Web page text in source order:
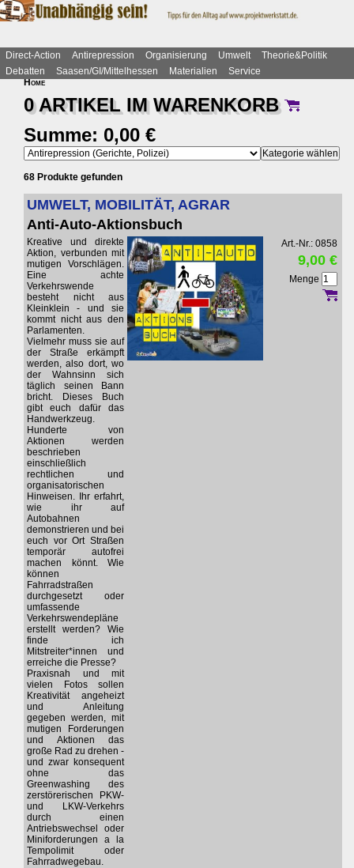
Direct-Action Antirepression Organisierung Umwelt
Theorie&Politik
Debatten
Saasen/GI/Mittelhessen Materialien
Service
Home
0 ARTIKEL IMWARENKORB
Summe: 0,00 €
68 Produkte gefunden
UMWELT, MOBILITÄT, AGRAR
Anti-Auto-Aktionsbuch
Kreative und direkte
Aktion, verbunden mit
mutigen Vorschlägen.
Eine achte
Verkehrswende
besteht nicht aus
Kleinklein - und sie
kommt nicht aus den
Parlamenten.
Vielmehr muss sie auf
der Straße erkämpft
werden, also dort, wo
der Wahnsinn sich
täglich seinen Bann
bricht. Dieses Buch
gibt euch dafür das
Handwerkzeug.
Hunderte von
Aktionen werden
beschrieben
einschließlich
rechtlichen und
organisatorischen
Hinweisen. Ihr erfahrt,
wie ihr auf
Autobahnen
demonstrieren und bei
euch vor Ort Straßen
temporär autofrei
machen könnt. Wie
können
Fahrradstraßen
durchgesetzt oder
umfassende
Verkehrswendepläne
erstellt werden? Wie
finde ich
Mitstreiter*innen und
erreiche die Presse?
Praxisnah und mit
vielen Fotos sollen
Kreativität angeheizt
und Anleitung
gegeben werden, mit
mutigen Forderungen
und Aktionen das
große Rad zu drehen -
und zwar konsequent
ohne das
Greenwashing des
zerstörerischen PKW-
und LKW-Verkehrs
durch einen
Antriebswechsel oder
Miniforderungen a la
Tempolimit oder
Fahrradwegebau.
Art.-Nr.: 0858
9,00 €
Menge